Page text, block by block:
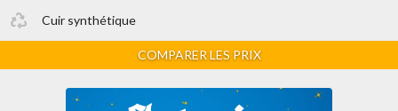
Cuir synthétique
COMPARER LES PRIX